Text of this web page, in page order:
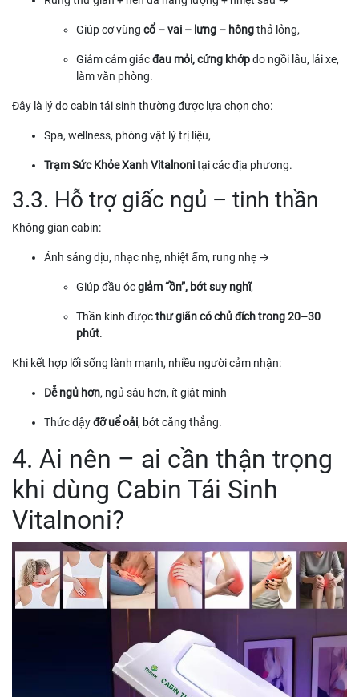
Giúp cơ vùng cổ – vai – lưng – hôngthả lỏng,
Giảm cảm giácđau mỏi, cứng khớpdo ngồi lâu, lái xe,
làm văn phòng.
Đây là lý do cabin tái sinh thường được lựa chọn cho:
Spa, wellness, phòng vật lý trị liệu,
Trạm Sức Khỏe Xanh Vitalnonitại các địa phương.
3.3. Hỗ trợ giấc ngủ – tinh thần
Không gian cabin:
Ánh sáng dịu, nhạc nhẹ, nhiệt ấm, rung nhẹ →
Giúp đầu ócgiảm “ồn”, bớt suy nghĩ,
Thần kinh đượcthư giãn có chủ đích trong 20–30
phút.
Khi kết hợp lối sống lành mạnh, nhiều người cảm nhận:
Dễ ngủ hơn, ngủ sâu hơn, ít giật mình
Thức dậyđỡ uể oải, bớt căng thẳng.
4. Ai nên – ai cần thận trọng
khi dùng Cabin Tái Sinh
Vitalnoni?